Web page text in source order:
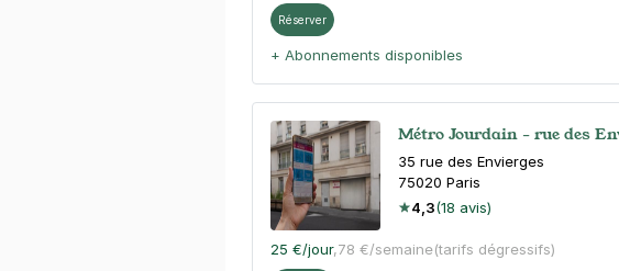
Réserver
+ Abonnements disponibles
Métro Jourdain - rue des
35 rue des Envierges
75020 Paris
4,3(18 avis)
25 €/jour,78 €/semaine(tarifs dégressifs)